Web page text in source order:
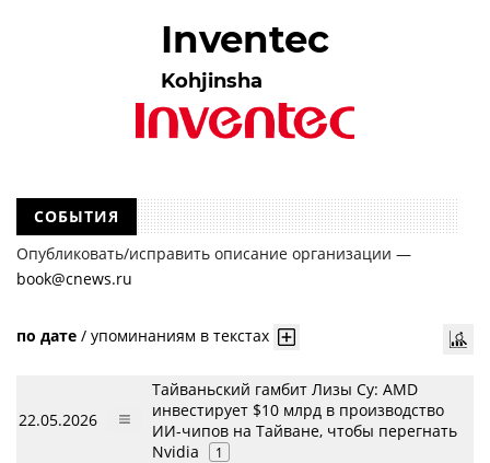
Inventec
Kohjinsha
СОБЫТИЯ
Опубликовать/исправить описание организации —
book@cnews.ru
по дате / упоминаниям в текстах
22.05.2026
Тайваньский гамбит Лизы Су: AMD
инвестирует $10 млрд в производство
ИИ-чипов на Тайване, чтобы перегнать
Nvidia
1